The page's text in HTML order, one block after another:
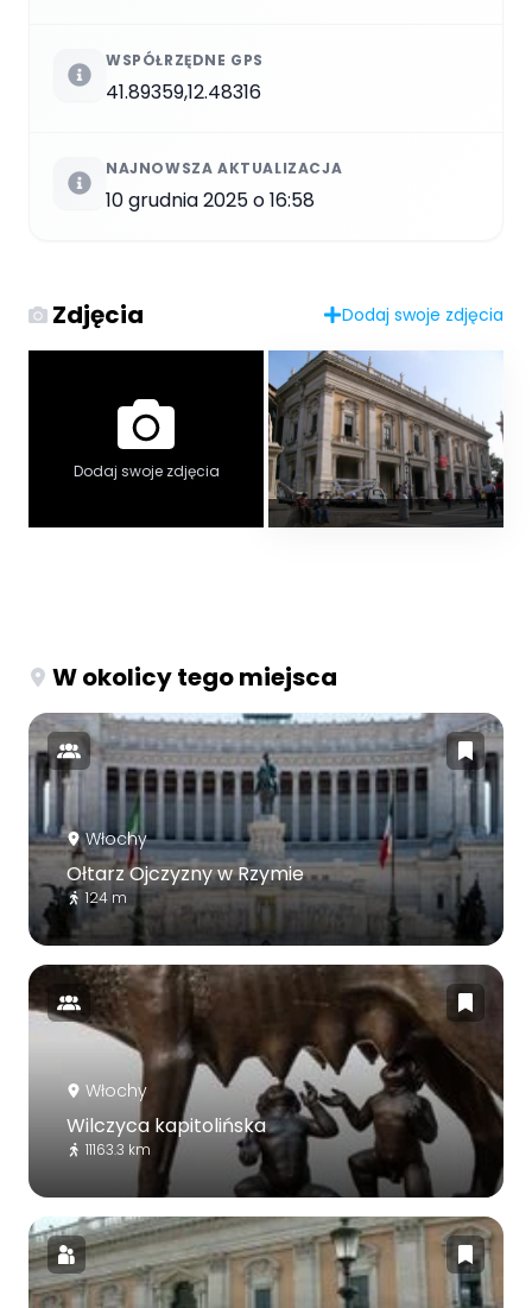
WSPÓŁRZĘDNE GPS
41.89359,12.48316
NAJNOWSZA AKTUALIZACJA
10 grudnia 2025 o 16:58
Zdjęcia Dodaj swoje zdjęcia
Dodaj swoje zdjęcia
W okolicy tego miejsca
Włochy
Ołtarz Ojczyzny w Rzymie
124 m
Włochy
Wilczyca kapitolińska
11163.3 km